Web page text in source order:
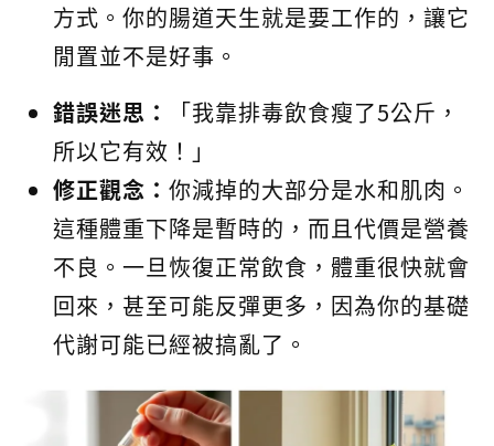
方式。你的腸道天生就是要工作的，讓它
閒置並不是好事。
錯誤迷思：
「我靠排毒飲食瘦了5公斤，
所以它有效！」
修正觀念： 你減掉的大部分是水和肌肉。
這種體重下降是暫時的，而且代價是營養
不良。一旦恢復正常飲食，體重很快就會
回來，甚至可能反彈更多，因為你的基礎
代謝可能已經被搞亂了。